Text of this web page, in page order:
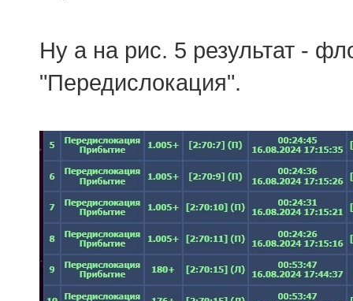
Ну а на рис. 5 результат -
"Передислокация".